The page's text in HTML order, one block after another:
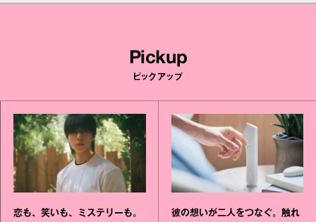
Pickup
ピックアップ
恋も、笑いも、ミステリーも。
彼の想いが二人をつなぐ。触れ